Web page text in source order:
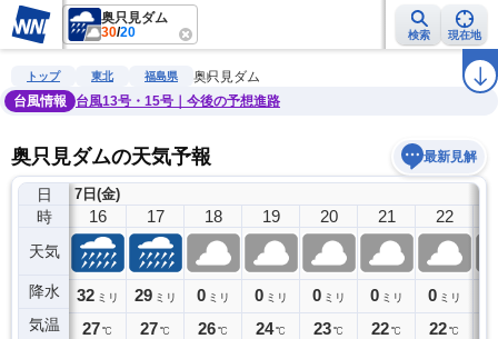
奥只見ダム
30/20 検索 現在地
雨雲レーダー 台風情報 地震情報 ラ
トップ 東北 福島県
奥只見ダム
台風情報
台風13号・15号｜今後の予想進路
奥只見ダムの天気予報 最新見解
日
時
天気
降水
気温
7日(金)
15
36ミリ
28℃
16
32 ミリ
27℃
17
29 ミリ
27℃
18
0 ミリ
26℃
19
0 ミリ
24℃
20
0 ミリ
23℃
21
0 ミリ
22℃
22
0 ミリ
22℃